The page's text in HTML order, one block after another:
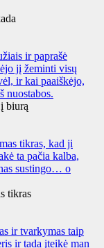
ir paprašė
jį žeminti visų
ir kai paaiškėjo,
nuostabos.
biurą
tikras, kad ji
ta pačia kalba,
sustingo… o
tikras
ir tvarkymas taip
ir tada įteikė man